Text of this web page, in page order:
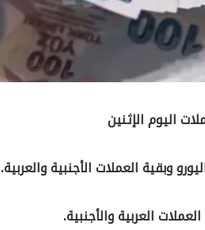
اليوم الإثنين
وبقية العملات الأجنبية والعربية.
العربية والأجنبية.